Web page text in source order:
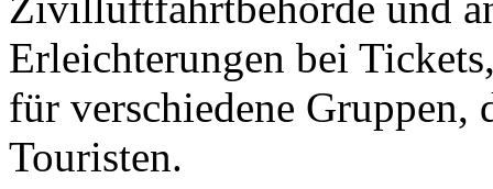
Erleichterungen bei
für verschiedene Gruppen,
Touristen.